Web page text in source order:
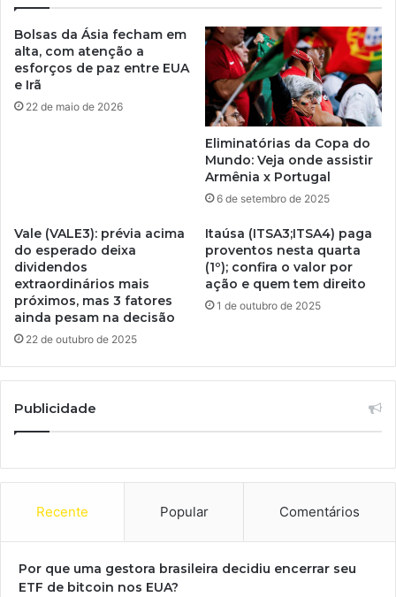
Bolsas da Ásia fecham em
alta, com atenção a
esforços de paz entre EUA
e Irã
22 de maio de 2026
Eliminatórias da Copa do
Mundo: Veja onde assistir
Armênia x Portugal
6 de setembro de 2025
Vale (VALE3): prévia acima
do esperado deixa
dividendos
extraordinários mais
próximos, mas 3 fatores
ainda pesam na decisão
22 de outubro de 2025
Itaúsa (ITSA3;ITSA4) paga
proventos nesta quarta
(1º); confira o valor por
ação e quem tem direito
1 de outubro de 2025
Publicidade
Recente Popular Comentários
Por que uma gestora brasileira decidiu encerrar seu
ETF de bitcoin nos EUA?